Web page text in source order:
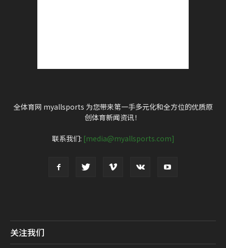
全体育网 myallsports 为您带来第一手多元化和全方位的优质原
创体育新闻资讯！
联系我们: [media@myallsports.com]
关注我们